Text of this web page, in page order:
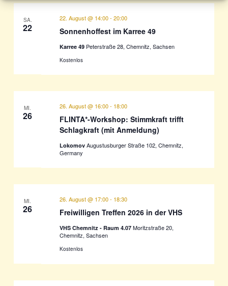
SA.
22 Sonnenhoffest im Karree 49
22. August @ 14:00- 20:00
Karree 49 Peterstraße 28, Chemnitz, Sachsen
Kostenlos
MI.
26
FLINTA*-Workshop: Stimmkraft trifft
Schlagkraft (mit Anmeldung)
26. August @ 16:00- 18:00
Lokomov Augustusburger Straße 102, Chemnitz,
Germany
MI.
26 Freiwilligen Treffen 2026 in der VHS
26. August @ 17:00- 18:30
VHS Chemnitz - Raum 4.07 Moritzstraße 20,
Chemnitz, Sachsen
Kostenlos